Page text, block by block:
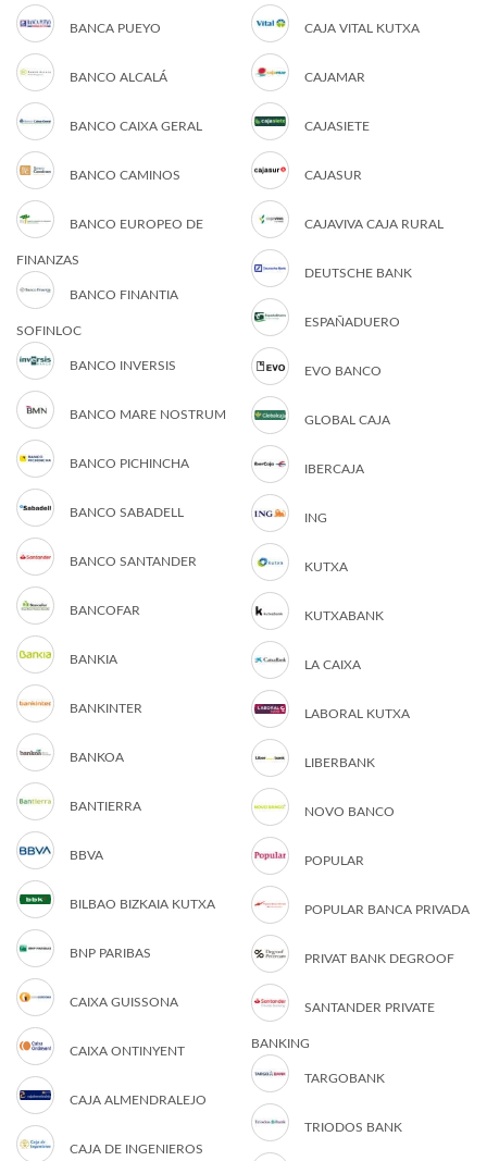
BANCA PUEYO
BANCO ALCALÁ
BANCO CAIXA GERAL
BANCO CAMINOS
BANCO EUROPEO DE
FINANZAS
BANCO FINANTIA
SOFINLOC
BANCO INVERSIS
BANCO MARE NOSTRUM
BANCO PICHINCHA
BANCO SABADELL
BANCO SANTANDER
BANCOFAR
BANKIA
BANKINTER
BANKOA
BANTIERRA
BBVA
BILBAO BIZKAIA KUTXA
BNP PARIBAS
CAIXA GUISSONA
CAIXA ONTINYENT
CAJA ALMENDRALEJO
CAJA DE INGENIEROS
CAJA VITAL KUTXA
CAJAMAR
CAJASIETE
CAJASUR
CAJAVIVA CAJA RURAL
DEUTSCHE BANK
ESPAÑADUERO
EVO BANCO
GLOBAL CAJA
IBERCAJA
ING
KUTXA
KUTXABANK
LA CAIXA
LABORAL KUTXA
LIBERBANK
NOVO BANCO
POPULAR
POPULAR BANCA PRIVADA
PRIVAT BANK DEGROOF
SANTANDER PRIVATE
BANKING
TARGOBANK
TRIODOS BANK